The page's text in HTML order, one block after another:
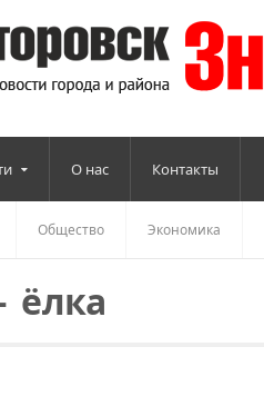
О нас Контакты
Общество Экономика
ёлка